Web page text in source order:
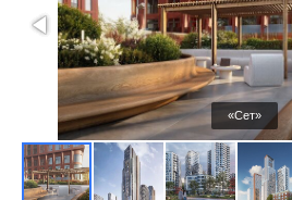
сайте
Машино-
Апартаменты
#траншевая
«Сет»